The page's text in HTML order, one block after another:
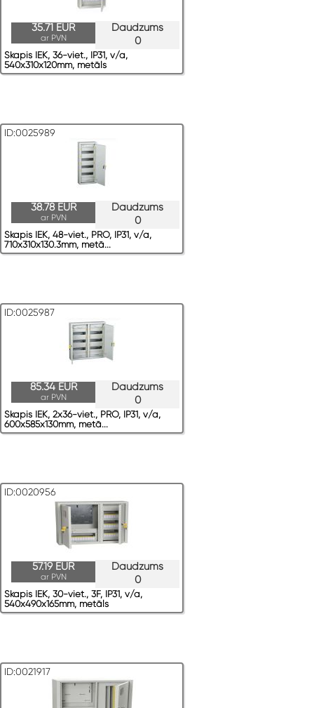
Daudzums
0
35.71 EUR
ar PVN
Skapis IEK, 36-viet., IP31, v/a,
540x310x120mm, metāls
ID:0025989
Daudzums
0
38.78 EUR
ar PVN
Skapis IEK, 48-viet., PRO, IP31, v/a,
710x310x130.3mm, metā...
ID:0025987
Daudzums
0
85.34 EUR
ar PVN
Skapis IEK, 2x36-viet., PRO, IP31, v/a,
600x585x130mm, metā...
ID:0020956
Daudzums
0
57.19 EUR
ar PVN
Skapis IEK, 30-viet., 3F, IP31, v/a,
540x490x165mm, metāls
ID:0021917